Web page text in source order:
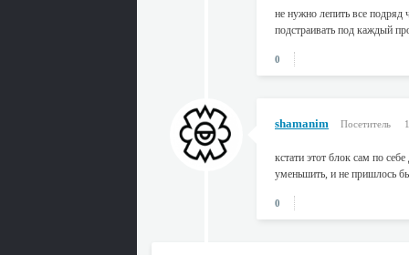
не нужно лепить все
подстраивать под каждый
0
shamanim Посетитель
кстати этот блок сам по
уменьшить, и не пришлось
0